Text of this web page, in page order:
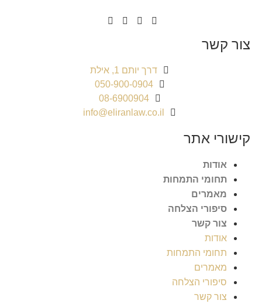
צור קשר
דרך יותם 1, אילת
050-900-0904
08-6900904
info@eliranlaw.co.il
קישורי אתר
אודות
תחומי התמחות
מאמרים
סיפורי הצלחה
צור קשר
אודות
תחומי התמחות
מאמרים
סיפורי הצלחה
צור קשר